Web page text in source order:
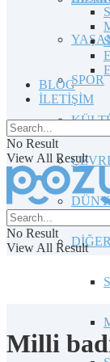
SPOR
DİĞER
BLOG
İLETİŞİM
No Result
View All Result
No Result
View All Result
Milli